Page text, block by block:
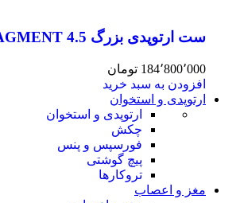
ست ارتوپدی بزرگ 4.5 LARGE FRAGMENT
184٬800٬000 تومان
افزودن به سبد خرید
ارتوپدی و استخوان
ارتوپدی و استخوان
چکش
فورسپس و پنس
پیچ گوشتی
تروکارها
مغز و اعصاب